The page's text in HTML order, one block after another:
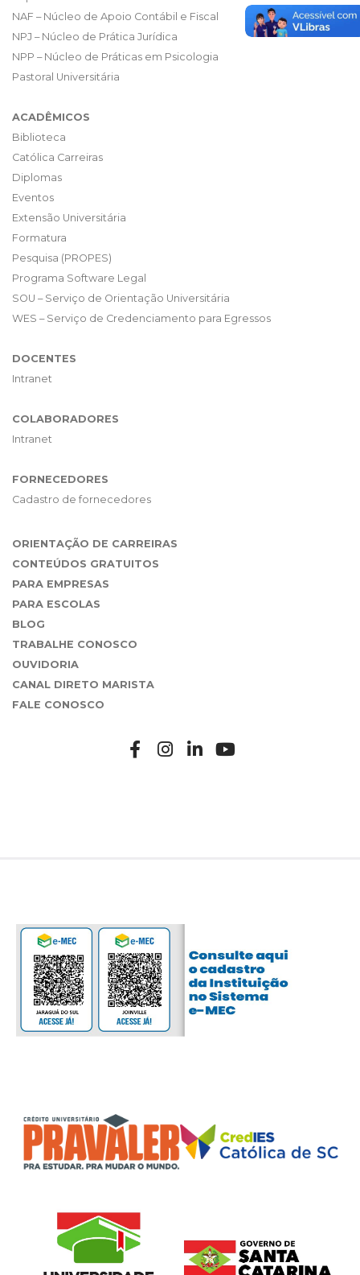
NAF – Núcleo de Apoio Contábil e Fiscal
NPJ – Núcleo de Prática Jurídica
NPP – Núcleo de Práticas em Psicologia
Pastoral Universitária
ACADÊMICOS
Biblioteca
Católica Carreiras
Diplomas
Eventos
Extensão Universitária
Formatura
Pesquisa (PROPES)
Programa Software Legal
SOU – Serviço de Orientação Universitária
WES – Serviço de Credenciamento para Egressos
DOCENTES
Intranet
COLABORADORES
Intranet
FORNECEDORES
Cadastro de fornecedores
ORIENTAÇÃO DE CARREIRAS
CONTEÚDOS GRATUITOS
PARA EMPRESAS
PARA ESCOLAS
BLOG
TRABALHE CONOSCO
OUVIDORIA
CANAL DIRETO MARISTA
FALE CONOSCO